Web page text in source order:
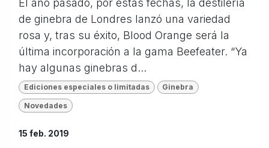
El año pasado, por estas fechas, la destilería
de ginebra de Londres lanzó una variedad
rosa y, tras su éxito, Blood Orange será la
última incorporación a la gama Beefeater. “Ya
hay algunas ginebras d...
Ediciones especiales o limitadas Ginebra
Novedades
15 feb. 2019